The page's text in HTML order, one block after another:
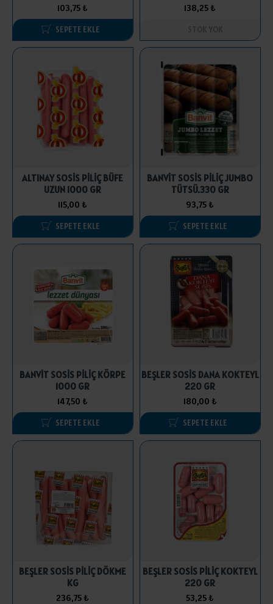
103,75 ₺
SEPETE EKLE
138,25 ₺
ALTINAY SOSİS PİLİÇ BÜFE
UZUN 1000 GR
115,00 ₺
SEPETE EKLE
BANVİT SOSİS PİLİÇ JUMBO
TÜTSÜ.330 GR
93,75 ₺
SEPETE EKLE
BANVİT SOSİS PİLİÇ KÖRPE
1000 GR
147,50 ₺
SEPETE EKLE
BEŞLER SOSİS DANA KOKTEYL
220 GR
180,00 ₺
SEPETE EKLE
BEŞLER SOSİS PİLİÇ DÖKME
KG
236,75 ₺
BEŞLER SOSİS PİLİÇ KOKTEYL
220 GR
53,25 ₺